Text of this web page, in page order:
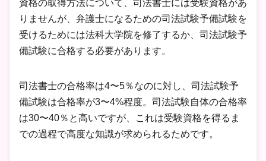
資格の取得方法について、司法書士には受験資格があ
りませんが、弁護士になるための司法試験予備試験を
受けるためには法科大学院を修了するか、司法試験予
備試験に合格する必要があります。
司法書士の合格率は4〜5％なのに対し、司法試験予
備試験は合格率が3〜4%程度。司法試験自体の合格率
は30〜40％と高いですが、これは受験資格を得るま
での過程で高度な知識が求められるためです。